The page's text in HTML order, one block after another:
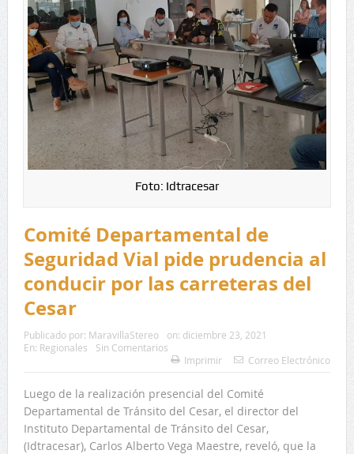
Foto: Idtracesar
Comité Departamental de
Seguridad Vial pide prudencia al
conducir por las carreteras del
Cesar
Publicado por: MaravillaStereo on: diciembre 23, 2021
En: Regionales
Sin Comentarios
Imprimir
Correo Electrónico
Luego de la realización presencial del Comité
Departamental de Tránsito del Cesar, el director del
Instituto Departamental de Tránsito del Cesar,
(Idtracesar), Carlos Alberto Vega Maestre, reveló, que la